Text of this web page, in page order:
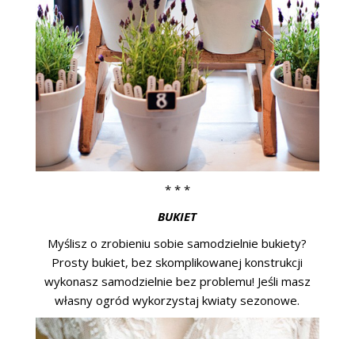
* * *
BUKIET
Myślisz o zrobieniu sobie samodzielnie bukiety?
Prosty bukiet, bez skomplikowanej konstrukcji
wykonasz samodzielnie bez problemu! Jeśli masz
własny ogród wykorzystaj kwiaty sezonowe.